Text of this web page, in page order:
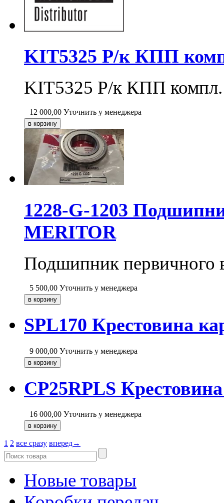
KIT5325 Р/к КПП
KIT5325 Р/к КПП компл.
12 000,00 Уточнить у менеджера
1228-G-1203
MERITOR
Подшипник
5 500,00 Уточнить у менеджера
SPL170 Крестовина
9 000,00 Уточнить у менеджера
CP25RPLS
16 000,00 Уточнить у менеджера
1 2 все сразу вперед→
Новые товары